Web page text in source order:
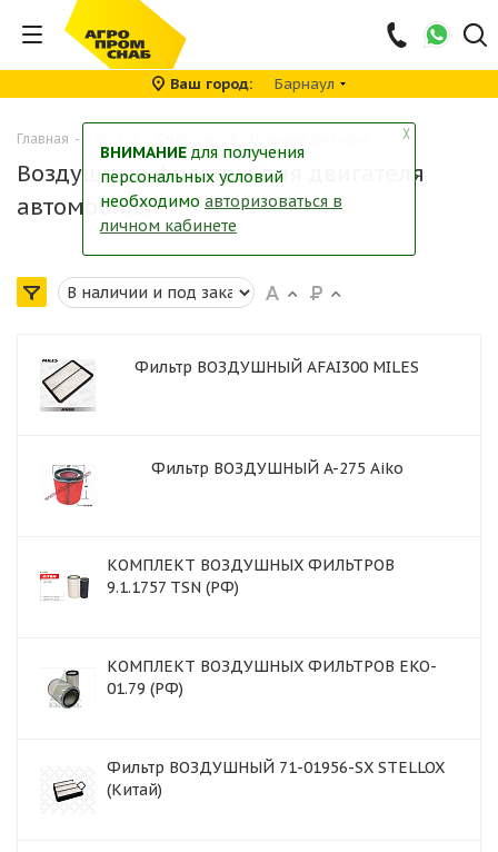
Ваш город Барнаул
Главная -
Воздушные фильтры для двигателя
автомобиля
Фильтр ВОЗДУШНЫЙ AFAI300 MILES
Фильтр ВОЗДУШНЫЙ A-275 Aiko
КОМПЛЕКТ ВОЗДУШНЫХ ФИЛЬТРОВ
9.1.1757 TSN (РФ)
КОМПЛЕКТ ВОЗДУШНЫХ ФИЛЬТРОВ EKO-
01.79 (РФ)
Фильтр ВОЗДУШНЫЙ 71-01956-SX STELLOX
(Китай)
╳
ВНИМАНИЕ для получения
персональных условий
необходимо авторизоваться в
личном кабинете